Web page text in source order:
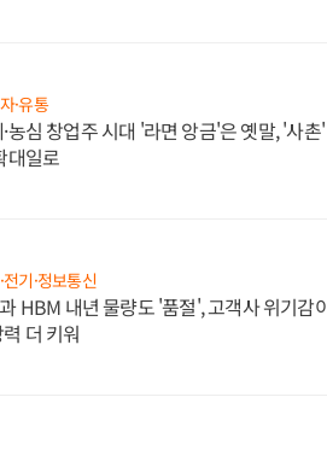
·유통
농심 창업주 시대 '라면 앙금'은 옛말, '사촌
대일로
전기·정보통신
HBM 내년 물량도 '품절', 고객사 위기감
더 키워